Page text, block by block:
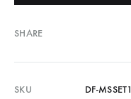
SHARE
SKU
DF-